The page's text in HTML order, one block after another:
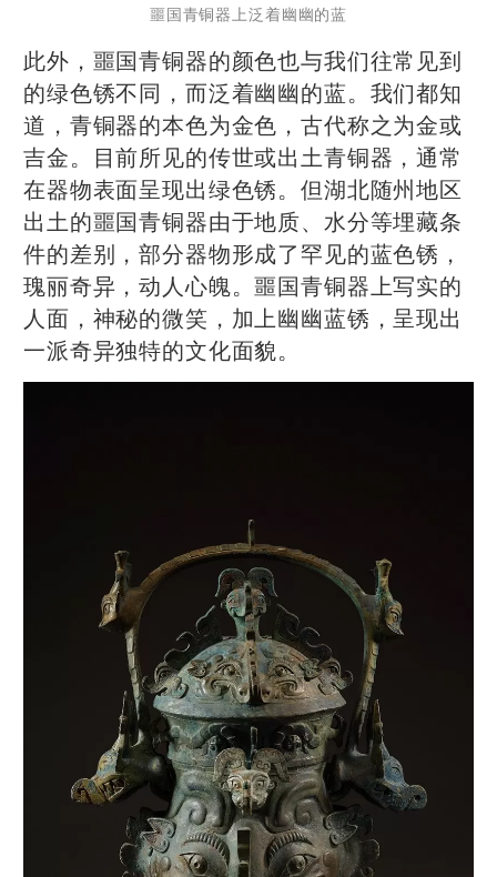
噩国青铜器上泛着幽幽的蓝
此外，噩国青铜器的颜色也与我们往常见到
的绿色锈不同，而泛着幽幽的蓝。我们都知
道，青铜器的本色为金色，古代称之为金或
吉金。目前所见的传世或出土青铜器，通常
在器物表面呈现出绿色锈。但湖北随州地区
出土的噩国青铜器由于地质、水分等埋藏条
件的差别，部分器物形成了罕见的蓝色锈，
瑰丽奇异，动人心魄。噩国青铜器上写实的
人面，神秘的微笑，加上幽幽蓝锈，呈现出
一派奇异独特的文化面貌。